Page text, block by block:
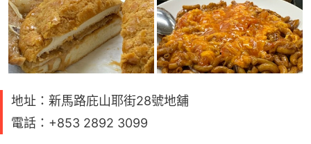
地址：新馬路庇山耶街28號地舖
電話：+853 2892 3099